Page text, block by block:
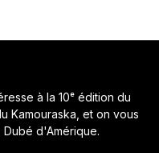
à la 10ᵉ édition du
Kamouraska, et on vous
d'Amérique.